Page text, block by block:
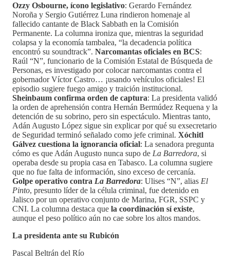
Ozzy Osbourne, ícono legislativo: Gerardo Fernández
Noroña y Sergio Gutiérrez Luna rindieron homenaje al
fallecido cantante de Black Sabbath en la Comisión
Permanente. La columna ironiza que, mientras la seguridad
colapsa y la economía tambalea, “la decadencia política
encontró su soundtrack”. Narcomantas oficiales en BCS:
Raúl “N”, funcionario de la Comisión Estatal de Búsqueda de
Personas, es investigado por colocar narcomantas contra el
gobernador Víctor Castro… ¡usando vehículos oficiales! El
episodio sugiere fuego amigo y traición institucional.
Sheinbaum confirma orden de captura: La presidenta validó
la orden de aprehensión contra Hernán Bermúdez Requena y la
detención de su sobrino, pero sin espectáculo. Mientras tanto,
Adán Augusto López sigue sin explicar por qué su exsecretario
de Seguridad terminó señalado como jefe criminal. Xóchitl
Gálvez cuestiona la ignorancia oficial: La senadora pregunta
cómo es que Adán Augusto nunca supo de La Barredora, si
operaba desde su propia casa en Tabasco. La columna sugiere
que no fue falta de información, sino exceso de cercanía.
Golpe operativo contra La Barredora: Ulises “N”, alias El
Pinto, presunto líder de la célula criminal, fue detenido en
Jalisco por un operativo conjunto de Marina, FGR, SSPC y
CNI. La columna destaca que la coordinación sí existe,
aunque el peso político aún no cae sobre los altos mandos.
La presidenta ante su Rubicón
Pascal Beltrán del Río